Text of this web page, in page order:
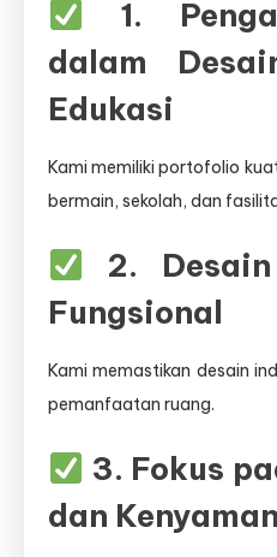
1.
dalam
Edukasi
Kami memiliki portofolio
bermain, sekolah, dan
2.
Fungsional
Kami memastikan desain
pemanfaatan ruang.
3. Fokus
dan